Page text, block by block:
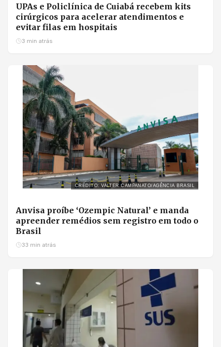
UPAs e Policlínica de Cuiabá recebem kits
cirúrgicos para acelerar atendimentos e
evitar filas em hospitais
3 min atrás
CRÉDITO: VALTER CAMPANATO/AGÊNCIA BRASIL
Anvisa proíbe ‘Ozempic Natural’ e manda
apreender remédios sem registro em todo o
Brasil
33 min atrás